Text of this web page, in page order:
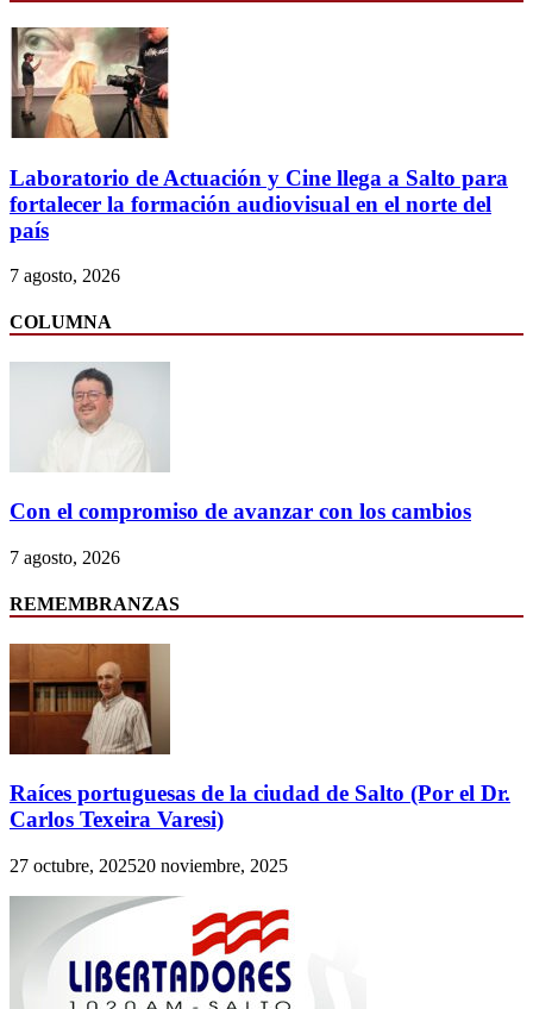
Laboratorio de Actuación y Cine llega a Salto para
fortalecer la formación audiovisual en el norte del
país
7 agosto, 2026
COLUMNA
Con el compromiso de avanzar con los cambios
7 agosto, 2026
REMEMBRANZAS
Raíces portuguesas de la ciudad de Salto (Por el Dr.
Carlos Texeira Varesi)
27 octubre, 202520 noviembre, 2025